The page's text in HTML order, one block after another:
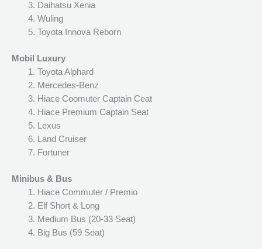
Daihatsu Xenia
Wuling
Toyota Innova Reborn
Mobil Luxury
Toyota Alphard
Mercedes-Benz
Hiace Coomuter Captain Ceat
Hiace Premium Captain Seat
Lexus
Land Cruiser
Fortuner
Minibus & Bus
Hiace Commuter / Premio
Elf Short & Long
Medium Bus (20-33 Seat)
Big Bus (59 Seat)